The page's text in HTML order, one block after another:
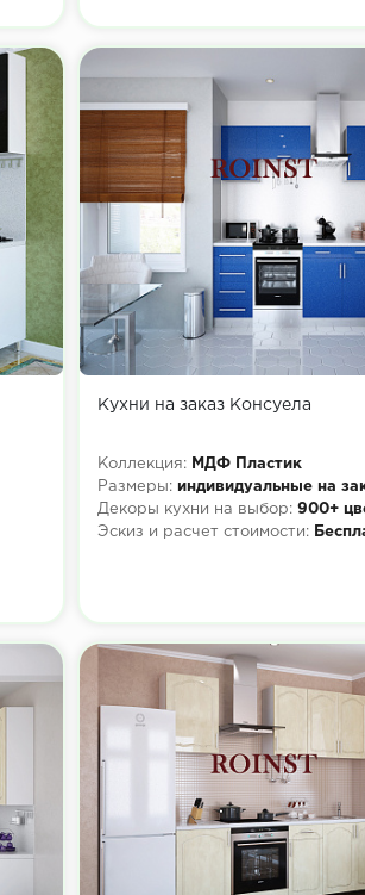
Кухни на заказ Консуела
Коллекция:
МДФ Пластик
Размеры: индивидуальные на
Декоры кухни на выбор: 900+
Эскиз и расчет стоимости: